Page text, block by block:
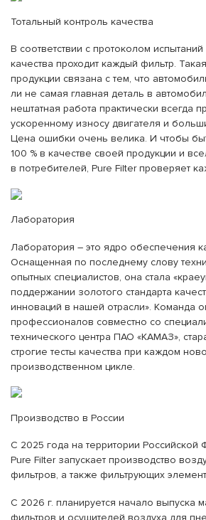
Тотальный контроль качества
В соответствии с протоколом
качества проходит каждый фильтр.
продукции связана с тем, что
ли не самая главная деталь в
нештатная работа практически всегда
ускоренному износу двигателя и
Цена ошибки очень велика. И чтобы
100 % в качестве своей продукции и
в потребителей, Pure Filter проверяет
Лаборатория
Лаборатория – это ядро обеспечения
Оснащенная по последнему слову
опытных специалистов, она стала
поддержании золотого стандарта
инноваций в нашей отрасли». Команда
профессионалов совместно со
технического центра ПАО «КАМАЗ»,
строгие тесты качества при каждом
производственном цикле.
Производство в России
C 2025 года на территории Российской
Pure Filter запускает производство
фильтров, а также фильтрующих
С 2026 г. планируется начало выпуска
фильтров и осушителей воздуха для